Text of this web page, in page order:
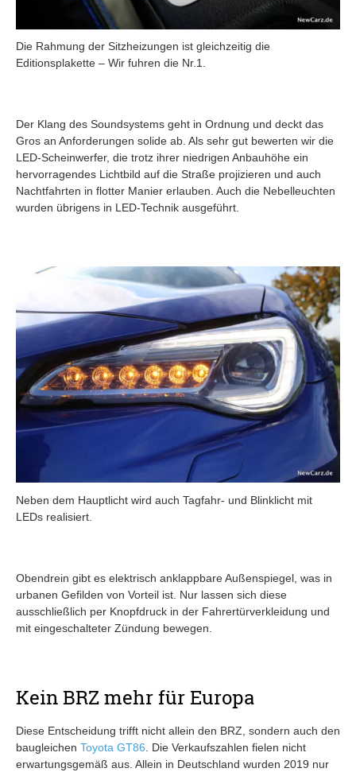
Die Rahmung der Sitzheizungen ist gleichzeitig die
Editionsplakette – Wir fuhren die Nr.1.
Der Klang des Soundsystems geht in Ordnung und deckt das
Gros an Anforderungen solide ab. Als sehr gut bewerten wir die
LED-Scheinwerfer, die trotz ihrer niedrigen Anbauhöhe ein
hervorragendes Lichtbild auf die Straße projizieren und auch
Nachtfahrten in flotter Manier erlauben. Auch die Nebelleuchten
wurden übrigens in LED-Technik ausgeführt.
Neben dem Hauptlicht wird auch Tagfahr- und Blinklicht mit
LEDs realisiert.
Obendrein gibt es elektrisch anklappbare Außenspiegel, was in
urbanen Gefilden von Vorteil ist. Nur lassen sich diese
ausschließlich per Knopfdruck in der Fahrertürverkleidung und
mit eingeschalteter Zündung bewegen.
Kein BRZ mehr für Europa
Diese Entscheidung trifft nicht allein den BRZ, sondern auch den
baugleichen Toyota GT86. Die Verkaufszahlen fielen nicht
erwartungsgemäß aus. Allein in Deutschland wurden 2019 nur